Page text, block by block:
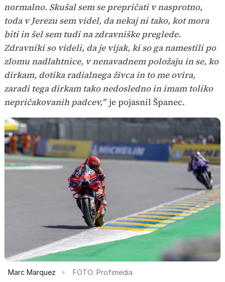
normalno. Skušal sem se prepričati v nasprotno,
toda v Jerezu sem videl, da nekaj ni tako, kot mora
biti in šel sem tudi na zdravniške preglede.
Zdravniki so videli, da je vijak, ki so ga namestili po
zlomu nadlahtnice, v nenavadnem položaju in se, ko
dirkam, dotika radialnega živca in to me ovira,
zaradi tega dirkam tako nedosledno in imam toliko
nepričakovanih padcev," je pojasnil Španec.
Marc Marquez FOTO: Profimedia